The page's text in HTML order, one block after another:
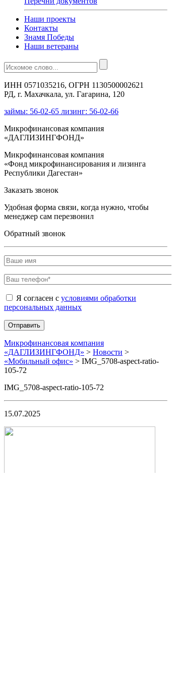
Наши проекты
Контакты
Знамя Победы
Наши ветераны
ИНН 0571035216, ОГРН 1130500002621
РД, г. Махачкала, ул. Гагарина, 120
займы: 56-02-65 лизинг: 56-02-66
Микрофинансовая компания
«ДАГЛИЗИНГФОНД»
Микрофинансовая компания
«Фонд микрофинансирования и лизинга
Республики Дагестан»
Заказать звонок
Удобная форма связи, когда нужно, чтобы
менеджер сам перезвонил
Обратный звонок
Я согласен с условиями обработки
персональных данных
Микрофинансовая компания
«ДАГЛИЗИНГФОНД» > Новости >
«Мобильный офис» > IMG_5708-aspect-ratio-
105-72
IMG_5708-aspect-ratio-105-72
15.07.2025